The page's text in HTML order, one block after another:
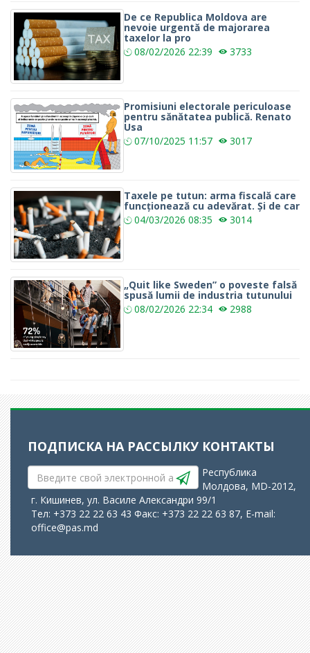
De ce Republica Moldova are
nevoie urgentă de majorarea
taxelor la pro
08/02/2026 22:39 3733
Promisiuni electorale periculoase
pentru sănătatea publică. Renato
Usa
07/10/2025 11:57 3017
Taxele pe tutun: arma fiscală care
funcționează cu adevărat. Și de car
04/03/2026 08:35 3014
„Quit like Sweden” o poveste falsă
spusă lumii de industria tutunului
08/02/2026 22:34 2988
ПОДПИСКА НА РАССЫЛКУ КОНТАКТЫ
Республика
Молдова, MD-2012,
г. Кишинев, ул. Василе Александри 99/1
Тел: +373 22 22 63 43 Факс: +373 22 22 63 87, E-mail:
office@pas.md